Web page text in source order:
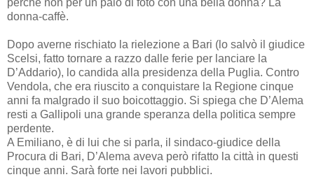
donna-caffè.
Dopo averne rischiato la rielezione a Bari (lo salvò il giudice
Scelsi, fatto tornare a razzo dalle ferie per lanciare la
D’Addario), lo candida alla presidenza della Puglia. Contro
Vendola, che era riuscito a conquistare la Regione cinque
anni fa malgrado il suo boicottaggio. Si spiega che D’Alema
resti a Gallipoli una grande speranza della politica sempre
perdente.
A Emiliano, è di lui che si parla, il sindaco-giudice della
Procura di Bari, D’Alema aveva però rifatto la città in questi
cinque anni. Sarà forte nei lavori pubblici.